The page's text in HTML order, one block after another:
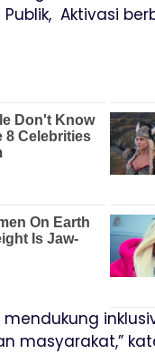
Aktivasi
masyarakat,”